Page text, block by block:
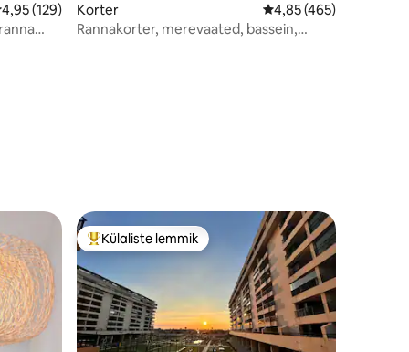
hinnang 4,95/5, 129 hinnangut
4,95 (129)
Korter Keskmine hinnang
4,85 (465)
Rannakorter, merevaated, bassein,
Külaliste suur lemmik
Külaliste lemmik